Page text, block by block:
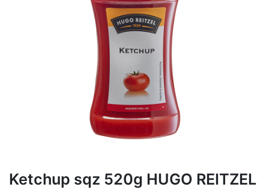
Ketchup sqz 520g HUGO REITZEL